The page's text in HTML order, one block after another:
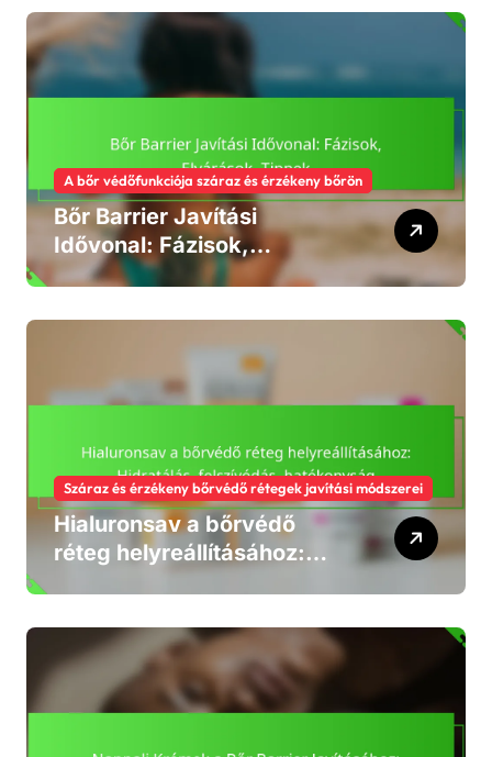
A bőr védőfunkciója száraz és érzékeny bőrön
Bőr Barrier Javítási
Idővonal: Fázisok,
Elvárások, Tippek
Száraz és érzékeny bőrvédő rétegek javítási módszerei
Hialuronsav a bőrvédő
réteg helyreállításához: